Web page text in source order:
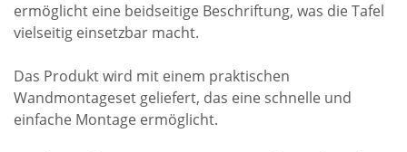
ermöglicht eine beidseitige Beschriftung, was die Tafel
vielseitig einsetzbar macht.
Das Produkt wird mit einem praktischen
Wandmontageset geliefert, das eine schnelle und
einfache Montage ermöglicht.